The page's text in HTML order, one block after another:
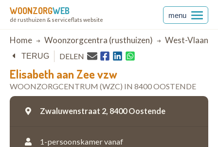
WOONZORGWEB
dé rusthuizen & serviceflats website
menu
Breadcrumb
Home Woonzorgcentra (rusthuizen) West-
Elisabeth aan Zee vzw
WOONZORGCENTRUM (WZC) IN 8400 OOSTENDE
TERUG DELEN
Zwaluwenstraat 2, 8400 Oostende
1-persoonskamer vanaf